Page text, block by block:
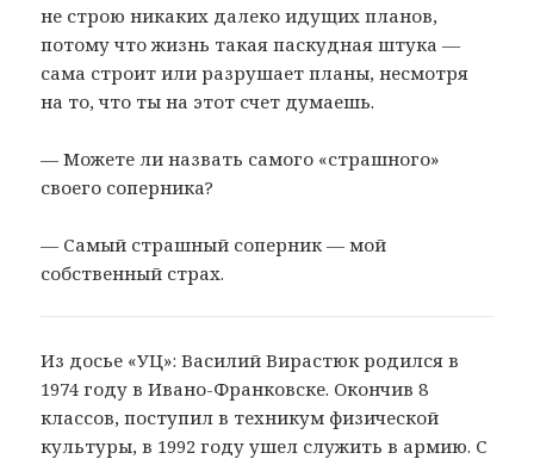
не строю никаких далеко идущих планов,
потому что жизнь такая паскудная штука —
сама строит или разрушает планы, несмотря
на то, что ты на этот счет думаешь.
— Можете ли назвать самого «страшного»
своего соперника?
— Самый страшный соперник — мой
собственный страх.
Из досье «УЦ»: Василий Вирастюк родился в
1974 году в Ивано-Франковске. Окончив 8
классов, поступил в техникум физической
культуры, в 1992 году ушел служить в армию. С